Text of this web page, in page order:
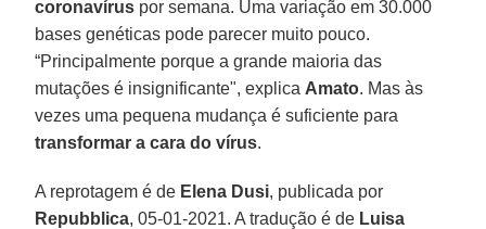
coronavírus por semana. Uma variação em 30.000
bases genéticas pode parecer muito pouco.
“Principalmente porque a grande maioria das
mutações é insignificante", explica Amato. Mas às
vezes uma pequena mudança é suficiente para
transformar a cara do vírus.
A reprotagem é de Elena Dusi, publicada por
Repubblica, 05-01-2021. A tradução é de Luisa